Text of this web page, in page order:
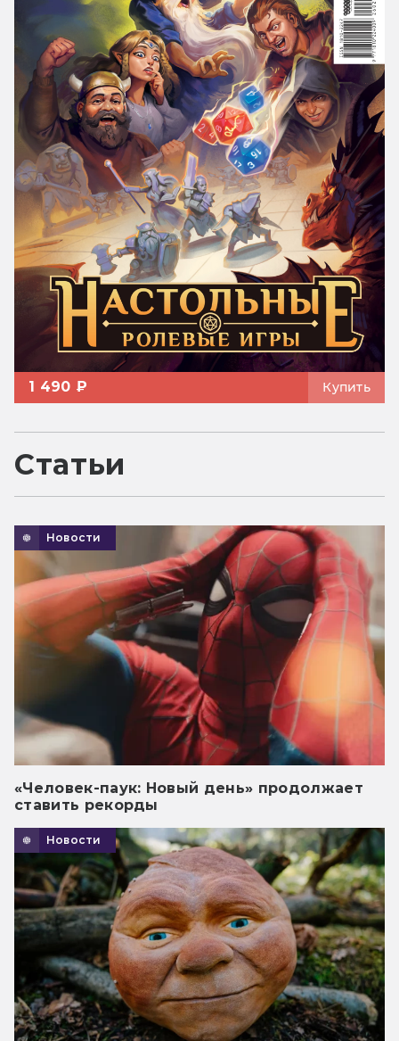
1 490 ₽ Купить
Статьи
Новости
«Человек-паук: Новый день» продолжает
ставить рекорды
Новости